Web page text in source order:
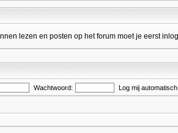
lezen en posten op het forum moet je eerst
Wachtwoord: Log mij